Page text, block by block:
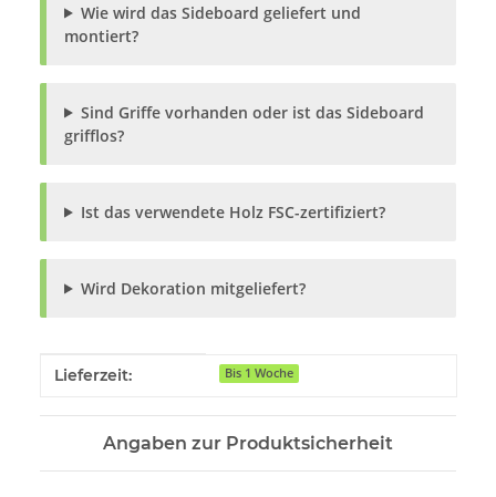
Wie wird das Sideboard geliefert und
montiert?
Sind Griffe vorhanden oder ist das Sideboard
grifflos?
Ist das verwendete Holz FSC-zertifiziert?
Wird Dekoration mitgeliefert?
Produkteigenschaft
Wert
Lieferzeit: Bis 1 Woche
Angaben zur Produktsicherheit